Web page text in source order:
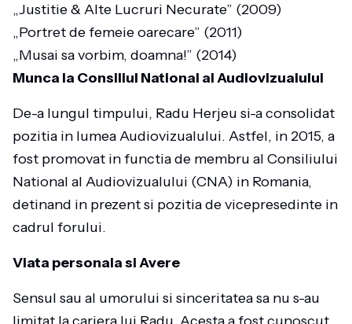
„Justitie & Alte Lucruri Necurate” (2009)
„Portret de femeie oarecare” (2011)
„Musai sa vorbim, doamna!” (2014)
Munca la Consiliul National al Audiovizualului
De-a lungul timpului, Radu Herjeu si-a consolidat
pozitia in lumea Audiovizualului. Astfel, in 2015, a
fost promovat in functia de membru al Consiliului
National al Audiovizualului (CNA) in Romania,
detinand in prezent si pozitia de vicepresedinte in
cadrul forului.
Viata personala si Avere
Sensul sau al umorului si sinceritatea sa nu s-au